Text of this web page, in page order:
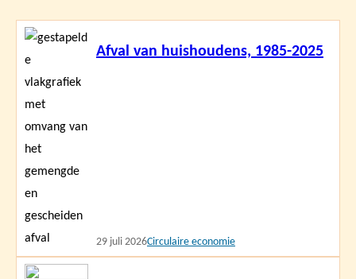
Afval van huishoudens, 1985-2025
29 juli 2026Circulaire economie
Lees
Lees